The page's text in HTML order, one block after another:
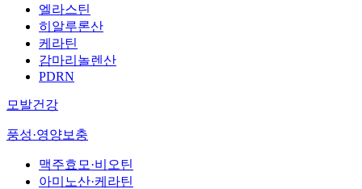
엘라스틴
히알루론산
케라틴
감마리놀렌산
PDRN
모발건강
풍성·영양보충
맥주효모·비오틴
아미노산·케라틴